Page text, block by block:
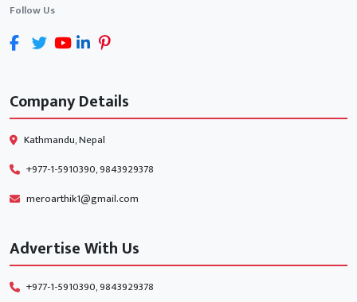
Follow Us
Company Details
Kathmandu, Nepal
+977-1-5910390, 9843929378
meroarthik1@gmail.com
Advertise With Us
+977-1-5910390, 9843929378